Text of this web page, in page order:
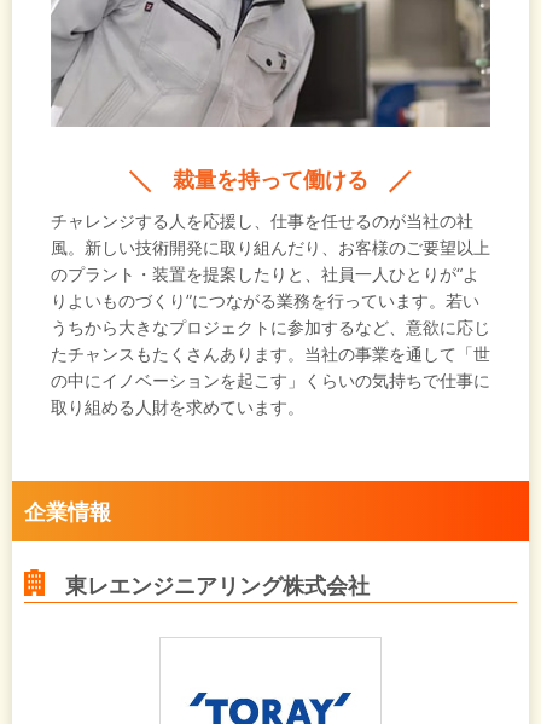
裁量を持って働ける
チャレンジする人を応援し、仕事を任せるのが当社の社
風。新しい技術開発に取り組んだり、お客様のご要望以上
のプラント・装置を提案したりと、社員一人ひとりが“よ
りよいものづくり”につながる業務を行っています。若い
うちから大きなプロジェクトに参加するなど、意欲に応じ
たチャンスもたくさんあります。当社の事業を通して「世
の中にイノベーションを起こす」くらいの気持ちで仕事に
取り組める人財を求めています。
企業情報
東レエンジニアリング株式会社